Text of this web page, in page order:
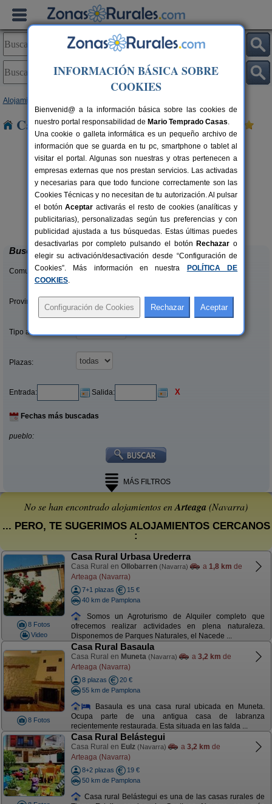
Alojamientos
Casas Rurales cerca de Arteaga
15 pers.
desde30 €
Casa Rural Haitzetxea
Azpilkueta (Navarra)
Buscar
Comunidades:
Provincias/Islas:
Tipo alquiler:
Plazas:
Entrada: Salida: X
Fechas más buscadas
pueblo:
MÁS FILTROS
No se han encontrado alojamientos enArteaga (Navarra)
... PERO, TE SUGERIMOS ALOJAMIENTOS CERCANOS
:
8 Fotos
Video
Casa Rural Urbasa Urederra
Casa Rural en Ollobarren (Navarra) a 1,8 km de
Arteaga (Navarra)
7+1 plazas
15 €
40 km de Pamplona
Somos un Agroturismo de Alquiler completo que
ofrecemos realizar actividades en plena naturaleza.
Disponemos de Parques Naturales, el Nacede ...
8 Fotos
Casa Rural Basaula
Casa Rural en Muneta (Navarra) a 3,2 km de
Arteaga (Navarra)
8 plazas
20 €
55 km de Pamplona
Basaula es una casa rural ubicada en Muneta.
Ocupa parte de una antigua casa de labranza
recientemente restaurada. Esta situada en las falda ...
Casa Rural Belástegui
Casa Rural en Eulz (Navarra) a 3,2 km de
Arteaga (Navarra)
8+2 plazas
19 €
50 km de Pamplona
Casa rural Belástegui es una de las casas rurales de
INFORMACIÓN BÁSICA SOBRE
COOKIES
Bienvenid@ a la información básica sobre las cookies de
nuestro portal responsabilidad de Mario Temprado Casas.
Una cookie o galleta informática es un pequeño archivo de
información que se guarda en tu pc, smartphone o tablet al
visitar el portal. Algunas son nuestras y otras pertenecen a
empresas externas que nos prestan servicios. Las activadas
y necesarias para que todo funcione correctamente son las
Cookies Técnicas y no necesitan de tu autorización. Al pulsar
el botónAceptar activarás el resto de cookies (analíticas y
publicitarias), personalizadas según tus preferencias y con
publicidad ajustada a tus búsquedas. Estas últimas puedes
desactivarlas por completo pulsando el botón Rechazar o
elegir su activación/desactivación desde “Configuración de
Cookies”. Más información en nuestra
POLÍTICA DE
COOKIES.